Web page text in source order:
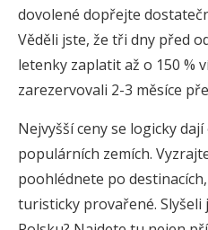
dovolené dopřejte
Věděli jste, že tři dny před
letenky zaplatit až o 150 %
zarezervovali 2-3 měsíce
Nejvyšší ceny se logicky
populárních zemích.
poohlédnete po
turisticky provařené.